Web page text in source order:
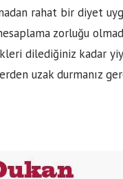
rahat bir diyet
zorluğu
dilediğiniz kadar
uzak durmanız